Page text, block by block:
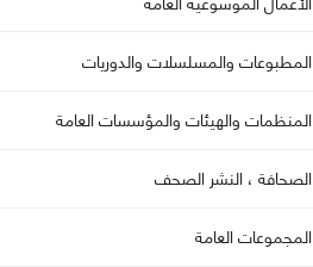
المطبوعات والمسلسلات والدوريات
المنظمات والهيئات والمؤسسات العامة
الصحافة ، النشر الصحف
المجموعات العامة